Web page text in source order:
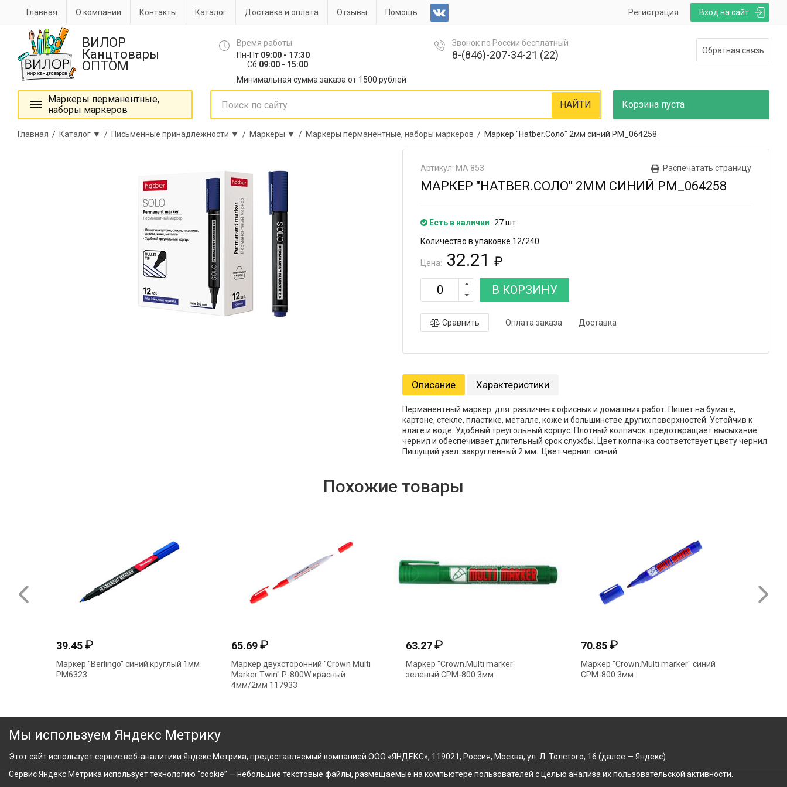
Вход на сайт
Регистрация
Главная О компании Контакты Каталог Доставка и оплата Отзывы Помощь
ВИЛОР
Канцтовары
ОПТОМ
Время работы
Пн-Пт 09:00 - 17:30
Сб 09:00 - 15:00
Минимальная сумма заказа от 1500 рублей
Звонок по России бесплатный
8-(846)-207-34-21 (22) Обратная связь
Маркеры перманентные,
наборы маркеров
Корзина пуста
НАЙТИ
Главная / Каталог ▼ / Письменные принадлежности ▼ / Маркеры ▼ / Маркеры перманентные, наборы маркеров / Маркер "Hatber.Соло" 2мм синий PM_064258
Распечатать страницу
Артикул: МА 853
МАРКЕР "HATBER.СОЛО" 2ММ СИНИЙ PM_064258
Есть в наличии 27 шт
Количество в упаковке 12/240
Цена: 32.21 ₽
В КОРЗИНУ
Сравнить Оплата заказа Доставка
Описание Характеристики
Перманентный маркер для различных офисных и домашних работ. Пишет на бумаге,
картоне, стекле, пластике, металле, коже и большинстве других поверхностей. Устойчив к
влаге и воде. Удобный треугольный корпус. Плотный колпачок предотвращает высыхание
чернил и обеспечивает длительный срок службы. Цвет колпачка соответствует цвету чернил.
Пишущий узел: закругленный 2 мм. Цвет чернил: синий.
Похожие товары
39.45₽
Маркер "Berlingo" синий круглый 1мм
PM6323
65.69₽
Маркер двухсторонний "Crown Multi
Marker Twin" Р-800W красный
4мм/2мм 117933
63.27₽
Маркер "Crown.Multi marker"
зеленый СРМ-800 3мм
70.85₽
Маркер "Crown.Multi marker" синий
СРМ-800 3мм
Мы используем Яндекс Метрику
Этот сайт использует сервис веб-аналитики Яндекс Метрика, предоставляемый компанией ООО «ЯНДЕКС», 119021, Россия, Москва, ул. Л. Толстого, 16 (далее — Яндекс).
Сервис Яндекс Метрика использует технологию “cookie” — небольшие текстовые файлы, размещаемые на компьютере пользователей с целью анализа их пользовательской активности.